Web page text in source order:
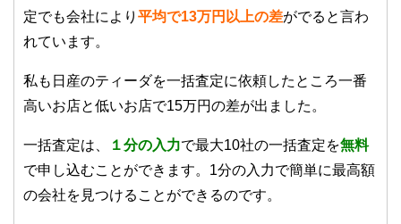
定でも会社により 平均で13万円以上の差がでると言わ
れています。
私も日産のティーダを一括査定に依頼したところ一番
高いお店と低いお店で15万円の差が出ました。
一括査定は、 １分の入力で最大10社の一括査定を無料
で申し込むことができます。1分の入力で簡単に最高額
の会社を見つけることができるのです。